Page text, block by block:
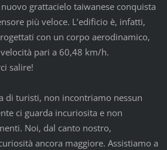
grattacielo taiwanese conquista
più veloce. L’edificio è, infatti,
con un corpo aerodinamico,
pari a 60,48 km/h.
salire!
di turisti, non incontriamo nessun
ci guarda incuriosita e non
Noi, dal canto nostro,
ancora maggiore. Assistiamo a